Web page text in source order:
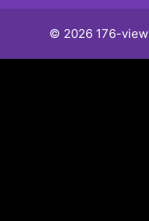
© 2026 176-view